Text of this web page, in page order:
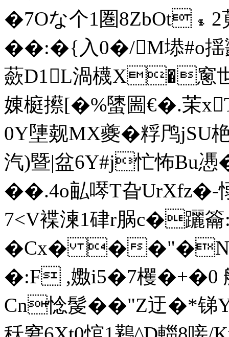
�7Oな个1圏8ZbOt﹩2
��:�{入0�/M塨#o
蘝D1L渦櫗X�窻
娻榳攃[�%螴圌€�.茉
0Y塦觌MΧ夔�粰鸤jSU
汽)暨|盆 6Y#j忙怖Bu
��.4o畆噖T旮
7<V褋湅1硉r脶c�躧
�Cx� �
�:F ,嫐i5�7欔�+�0
Cn惗髲� �"Z迂�*锑Y